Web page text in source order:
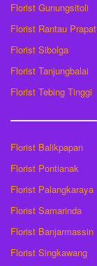
Florist Gunungsitoli
Florist Rantau Prapat
Florist Sibolga
Florist Tanjungbalai
Florist Tebing Tinggi
Florist Balikpapan
Florist Pontianak
Florist Palangkaraya
Florist Samarinda
Florist Banjarmassin
Florist Singkawang